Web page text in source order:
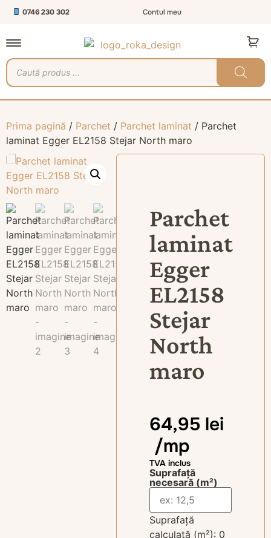
0746 230 302 Contul meu
Prima pagină / Parchet / Parchet laminat / Parchet
laminat Egger EL2158 Stejar North maro
Parchet
laminat
Egger
EL2158
Stejar
North
maro
64,95 lei
/mp
TVA inclus
Suprafață
necesară (m²)
Suprafață
calculată (m²): 0